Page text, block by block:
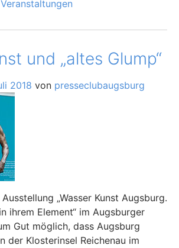
Veranstaltungen
und „altes Glump“
2018 von presseclubaugsburg
„Wasser Kunst Augsburg.
ihrem Element“ im Augsburger
Gut möglich, dass Augsburg
der Klosterinsel Reichenau im